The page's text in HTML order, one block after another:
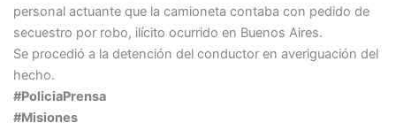
personal actuante que la camioneta contaba con pedido de
secuestro por robo, ilícito ocurrido en Buenos Aires.
Se procedió a la detención del conductor en averiguación del
hecho.
#PoliciaPrensa
#Misiones